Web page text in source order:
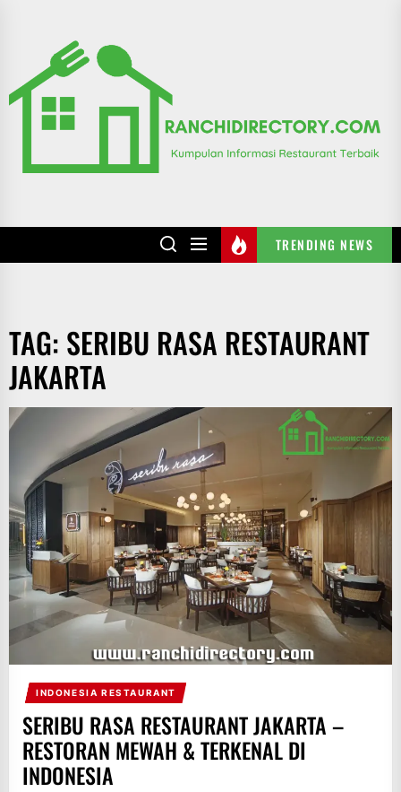
content
TRENDING NEWS
TAG: SERIBU RASA RESTAURANT
JAKARTA
INDONESIA RESTAURANT
SERIBU RASA RESTAURANT JAKARTA –
RESTORAN MEWAH & TERKENAL DI
INDONESIA